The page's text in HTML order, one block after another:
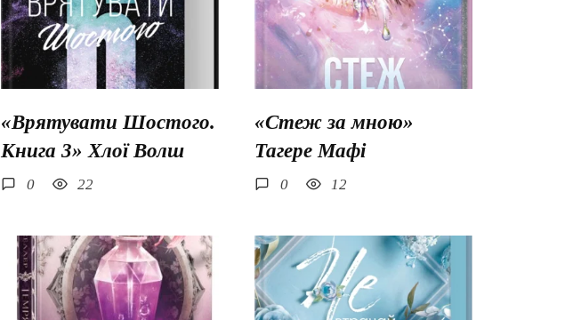
«Врятувати Шостого.
Книга 3» Хлої Волш
0 22
«Стеж за мною»
Тагере Мафі
0 12